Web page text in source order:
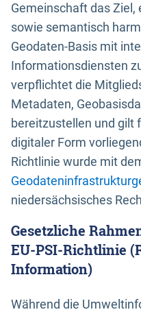
Gemeinschaft das
sowie semantisch
Geodaten-Basis mit
Informationsdiensten
verpflichtet die
Metadaten,
bereitzustellen und gilt
digitaler Form
Richtlinie wurde mit
niedersächsisches
Gesetzliche
EU-PSI-Richtlinie
Information)
Während die